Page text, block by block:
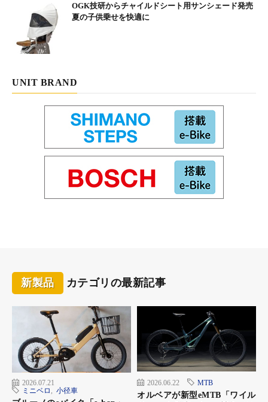
OGK技研からチャイルドシート用サンシェード発売
夏の子供乗せを快適に
UNIT BRAND
新製品 カテゴリの最新記事
2026.07.21
ミニベロ
小径車
2026.06.22 MTB
オルベアが新型eMTB「ワイル